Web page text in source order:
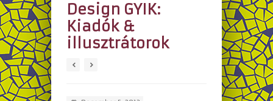
go to...
Design GYIK:
Kiadók &
illusztrátorok